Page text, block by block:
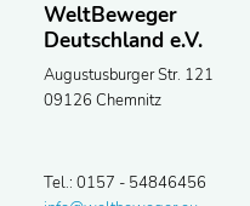
WeltBeweger
Deutschland e.V.
Augustusburger Str. 121
09126 Chemnitz
Tel.: 0157 - 54846456